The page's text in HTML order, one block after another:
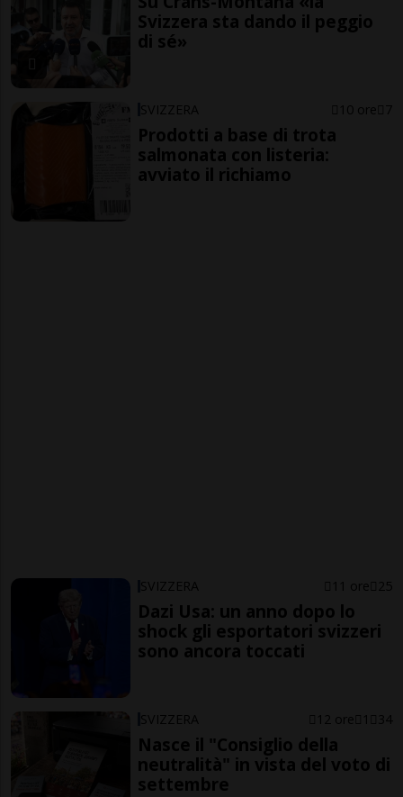
Svizzera sta dando il peggio
di sé»
SVIZZERA 10 ore 7
Prodotti a base di trota
salmonata con listeria:
avviato il richiamo
SVIZZERA 11 ore 25
Dazi Usa: un anno dopo lo
shock gli esportatori svizzeri
sono ancora toccati
SVIZZERA 12 ore 1 34
Nasce il "Consiglio della
neutralità" in vista del voto di
settembre